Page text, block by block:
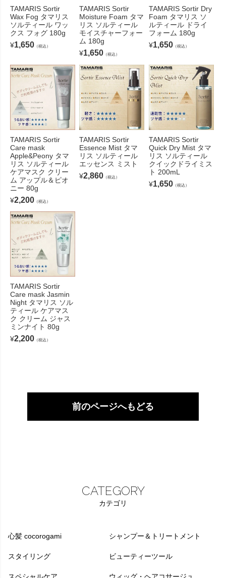
TAMARIS Sortir
Wax Fog タマリス
ソルティール ワッ
クス フォグ 180g
¥1,650 （税込）
TAMARIS Sortir
Moisture Foam タマ
リス ソルティール
モイスチャーフォー
ム 180g
¥1,650 （税込）
TAMARIS Sortir Dry
Foam タマリス ソ
ルティール ドライ
フォーム 180g
¥1,650（税込）
TAMARIS Sortir
Care mask
Apple&Peony タマ
リス ソルティール
ケアマスク クリー
ム アップル＆ピオ
ニー 80g
¥2,200 （税込）
TAMARIS Sortir
Essence Mist タマ
リス ソルティール
エッセンス ミスト
¥2,860 （税込）
TAMARIS Sortir
Quick Dry Mist タマ
リス ソルティール
クイックドライミス
ト 200mL
¥1,650（税込）
TAMARIS Sortir
Care mask Jasmin
Night タマリス ソル
ティール ケアマス
ク クリーム ジャス
ミンナイト 80g
¥2,200 （税込）
前のページへもどる
CATEGORY
カテゴリ
心髪 cocorogami シャンプー＆トリートメント
スタイリング ビューティーツール